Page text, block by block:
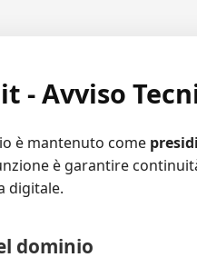
- Avviso
è mantenuto come
è garantire
digitale.
dominio